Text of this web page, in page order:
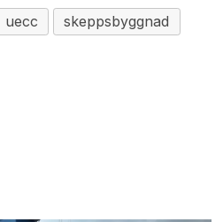
uecc
skeppsbyggnad